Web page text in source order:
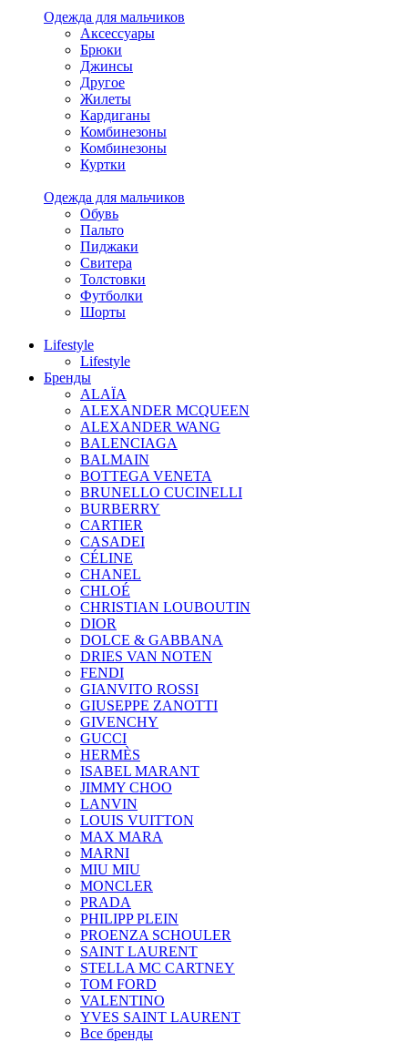
Одежда для мальчиков
Аксессуары
Брюки
Джинсы
Другое
Жилеты
Кардиганы
Комбинезоны
Комбинезоны
Куртки
Одежда для мальчиков
Обувь
Пальто
Пиджаки
Свитера
Толстовки
Футболки
Шорты
Lifestyle
Lifestyle
Бренды
ALAÏA
ALEXANDER MCQUEEN
ALEXANDER WANG
BALENCIAGA
BALMAIN
BOTTEGA VENETA
BRUNELLO CUCINELLI
BURBERRY
CARTIER
CASADEI
CÉLINE
CHANEL
CHLOÉ
CHRISTIAN LOUBOUTIN
DIOR
DOLCE & GABBANA
DRIES VAN NOTEN
FENDI
GIANVITO ROSSI
GIUSEPPE ZANOTTI
GIVENCHY
GUCCI
HERMÈS
ISABEL MARANT
JIMMY CHOO
LANVIN
LOUIS VUITTON
MAX MARA
MARNI
MIU MIU
MONCLER
PRADA
PHILIPP PLEIN
PROENZA SCHOULER
SAINT LAURENT
STELLA MC CARTNEY
TOM FORD
VALENTINO
YVES SAINT LAURENT
Все бренды